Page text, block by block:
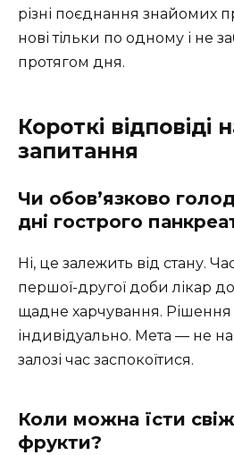
різні поєднання знайомих
нові тільки по одному і не
протягом дня.
Короткі відповіді
запитання
Чи обов’язково
дні гострого
Ні, це залежить від стану.
першої-другої доби лікар
щадне харчування.
індивідуально. Мета — не
залозі час заспокоїтися.
Коли можна їсти
фрукти?